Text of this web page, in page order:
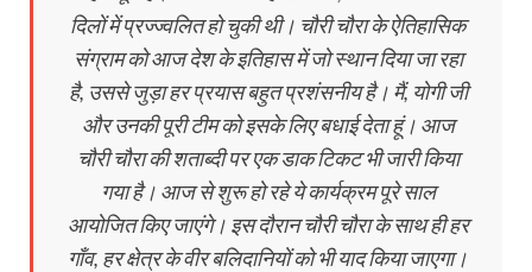
दिलों में प्रज्‍ज्‍वलित हो चुकी थी। चौरी चौरा के ऐतिहासिक
संग्राम को आज देश के इतिहास में जो स्थान दिया जा रहा
है, उससे जुड़ा हर प्रयास बहुत प्रशंसनीय है। मैं, योगी जी
और उनकी पूरी टीम को इसके लिए बधाई देता हूं। आज
चौरी चौरा की शताब्दी पर एक डाक टिकट भी जारी किया
गया है। आज से शुरू हो रहे ये कार्यक्रम पूरे साल
आयोजित किए जाएंगे। इस दौरान चौरी चौरा के साथ ही हर
गाँव, हर क्षेत्र के वीर बलिदानियों को भी याद किया जाएगा।